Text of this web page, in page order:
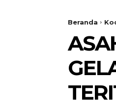
Beranda